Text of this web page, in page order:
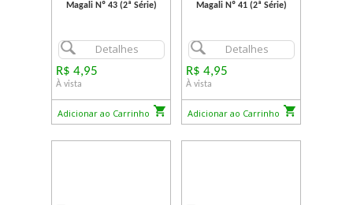
Magali Nº 43 (2ª Série)
Detalhes
R$ 4,95
À vista
Adicionar ao Carrinho
Magali Nº 41 (2ª Série)
Detalhes
R$ 4,95
À vista
Adicionar ao Carrinho